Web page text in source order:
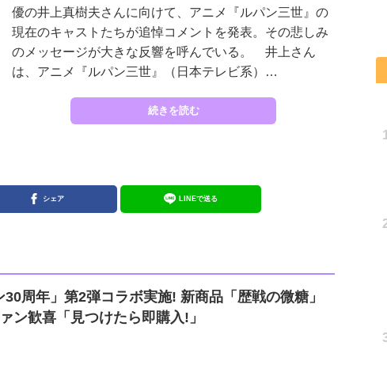
優の井上真樹夫さんに向けて、アニメ『ルパン三世』の
現在のキャストたちが追悼コメントを発表。その悲しみ
のメッセージが大きな反響を呼んでいる。 井上さん
は、アニメ『ルパン三世』（日本テレビ系）…
続きを読む
シェア LINEで送る
30周年」第2弾コラボ実施! 新商品「歴戦の微糖」
ン歓喜「見つけたら即購入!」